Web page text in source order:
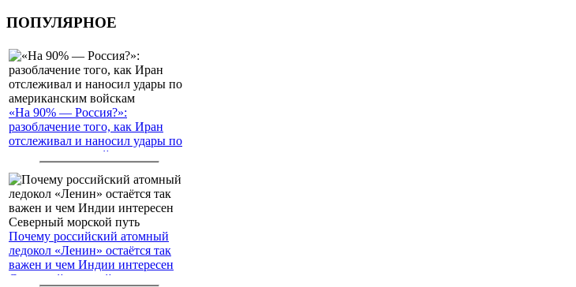
ПОПУЛЯРНОЕ
«На 90% — Россия?»:
разоблачение того, как Иран
отслеживал и наносил удары по
американским войскам
Почему российский атомный
ледокол «Ленин» остаётся так
важен и чем Индии интересен
Северный морской путь